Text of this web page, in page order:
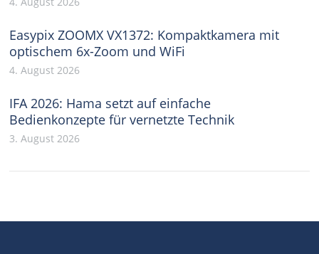
Easypix ZOOMX VX1372: Kompaktkamera mit
optischem 6x-Zoom und WiFi
4. August 2026
IFA 2026: Hama setzt auf einfache
Bedienkonzepte für vernetzte Technik
3. August 2026